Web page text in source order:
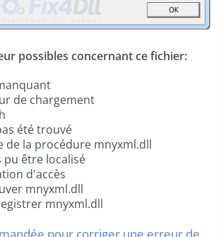
possibles concernant ce fichier:
de chargement
été trouvé
de la procédure mnyxml.dll
pu être localisé
d'accès
mnyxml.dll
mnyxml.dll